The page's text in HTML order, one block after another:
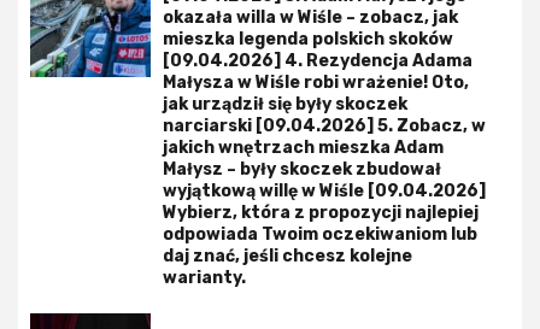
okazała willa w Wiśle – zobacz, jak
mieszka legenda polskich skoków
[09.04.2026] 4. Rezydencja Adama
Małysza w Wiśle robi wrażenie! Oto,
jak urządził się były skoczek
narciarski [09.04.2026] 5. Zobacz, w
jakich wnętrzach mieszka Adam
Małysz – były skoczek zbudował
wyjątkową willę w Wiśle [09.04.2026]
Wybierz, która z propozycji najlepiej
odpowiada Twoim oczekiwaniom lub
daj znać, jeśli chcesz kolejne
warianty.